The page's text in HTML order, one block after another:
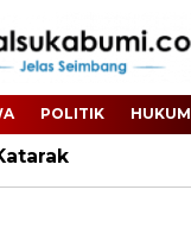
POLITIK HUKUM